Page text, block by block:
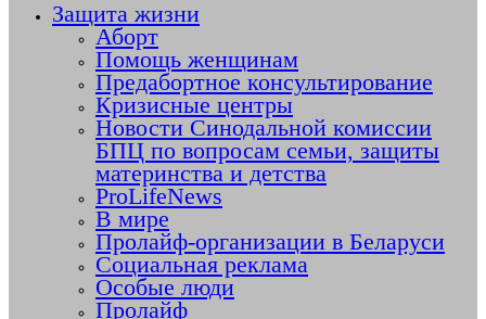
Защита жизни
Аборт
Помощь женщинам
Предабортное консультирование
Кризисные центры
Новости Синодальной комиссии
БПЦ по вопросам семьи, защиты
материнства и детства
ProLifeNews
В мире
Пролайф-организации в Беларуси
Социальная реклама
Особые люди
Пролайф